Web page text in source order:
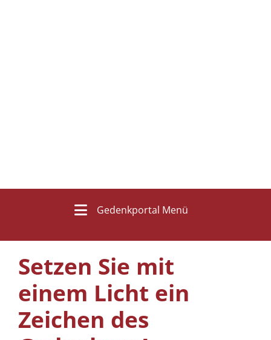
Gedenkportal Menü
Setzen Sie mit
einem Licht ein
Zeichen des